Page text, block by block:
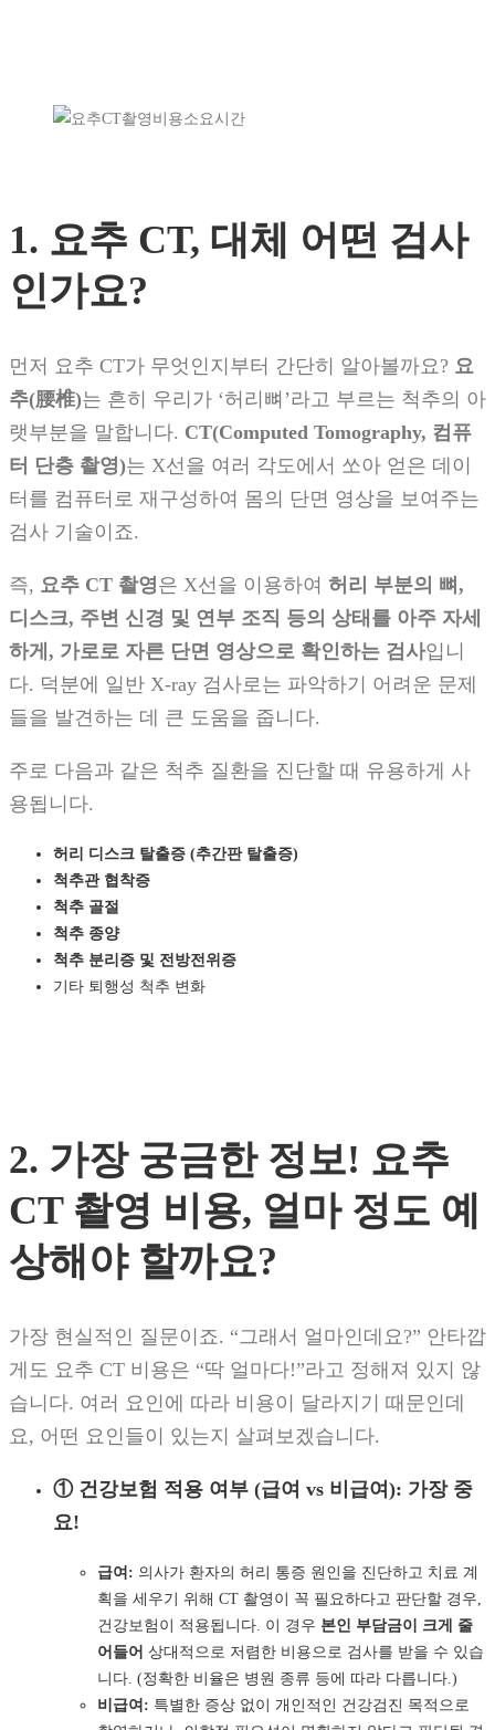
1. 요추 CT, 대체 어떤 검사
인가요?
먼저 요추 CT가 무엇인지부터 간단히 알아볼까요? 요
추(腰椎)는 흔히 우리가 ‘허리뼈’라고 부르는 척추의 아
랫부분을 말합니다. CT(Computed Tomography, 컴퓨
터 단층 촬영)는 X선을 여러 각도에서 쏘아 얻은 데이
터를 컴퓨터로 재구성하여 몸의 단면 영상을 보여주는
검사 기술이죠.
즉, 요추 CT 촬영은 X선을 이용하여 허리 부분의 뼈,
디스크, 주변 신경 및 연부 조직 등의 상태를 아주 자세
하게, 가로로 자른 단면 영상으로 확인하는 검사입니
다. 덕분에 일반 X-ray 검사로는 파악하기 어려운 문제
들을 발견하는 데 큰 도움을 줍니다.
주로 다음과 같은 척추 질환을 진단할 때 유용하게 사
용됩니다.
허리 디스크 탈출증 (추간판 탈출증)
척추관 협착증
척추 골절
척추 종양
척추 분리증 및 전방전위증
기타 퇴행성 척추 변화
2. 가장 궁금한 정보! 요추
CT 촬영 비용, 얼마 정도 예
상해야 할까요?
가장 현실적인 질문이죠. “그래서 얼마인데요?” 안타깝
게도 요추 CT 비용은 “딱 얼마다!”라고 정해져 있지 않
습니다. 여러 요인에 따라 비용이 달라지기 때문인데
요, 어떤 요인들이 있는지 살펴보겠습니다.
① 건강보험 적용 여부 (급여 vs 비급여): 가장 중
요!
급여: 의사가 환자의 허리 통증 원인을 진단하고 치료 계
획을 세우기 위해 CT 촬영이 꼭 필요하다고 판단할 경우,
건강보험이 적용됩니다. 이 경우 본인 부담금이 크게 줄
어들어 상대적으로 저렴한 비용으로 검사를 받을 수 있습
니다. (정확한 비율은 병원 종류 등에 따라 다릅니다.)
비급여: 특별한 증상 없이 개인적인 건강검진 목적으로